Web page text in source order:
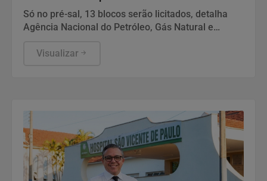
Só no pré-sal, 13 blocos serão licitados, detalha
Agência Nacional do Petróleo, Gás Natural e
Visualizar